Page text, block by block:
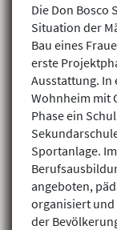
Die Don Bosco
Situation der
Bau eines
erste
Ausstattung. In
Wohnheim mit
Phase ein
Sportanlage.
angeboten,
organisiert
der